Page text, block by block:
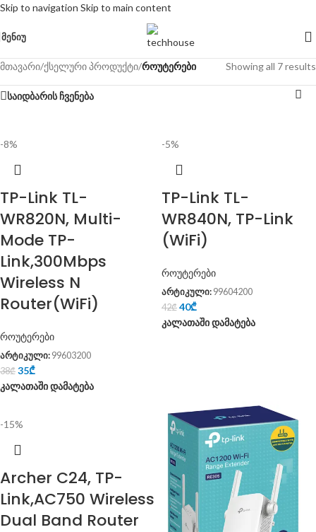
Skip to navigation Skip to main content
ᲛᲔᲜᲘᲣ
მთავარი/ქსელური პროდუქტი/როუტერები Showing all 7 results
საიდბარის ჩვენება
-8%
TP-Link TL-
WR820N, Multi-
Mode TP-
Link,300Mbps
Wireless N
Router(WiFi)
როუტერები
არტიკული: 99603200
38₾ 35₾
კალათაში დამატება
-5%
TP-Link TL-
WR840N, TP-Link
(WiFi)
როუტერები
არტიკული: 99604200
42₾ 40₾
კალათაში დამატება
-15%
Archer C24, TP-
Link,AC750 Wireless
Dual Band Router